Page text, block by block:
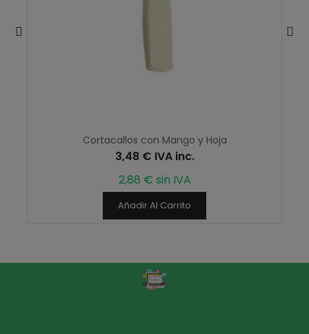
Cortacallos con Mango y Hoja
3,48 € IVA inc.
2,88 € sin IVA
Añadir Al Carrito